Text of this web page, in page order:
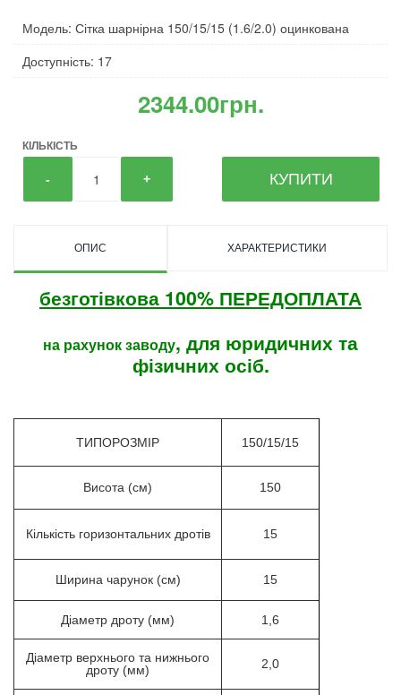
Модель: Сітка шарнірна 150/15/15 (1.6/2.0) оцинкована
Доступність: 17
2344.00грн.
КІЛЬКІСТЬ
- + КУПИТИ
ОПИС ХАРАКТЕРИСТИКИ
безготівкова 100% ПЕРЕДОПЛАТА
на рахунок заводу, для юридичних та
фізичних осіб.
ТИПОРОЗМІР 150/15/15
Висота (см) 150
Кількість горизонтальних дротів 15
Ширина чарунок (см) 15
Діаметр дроту (мм) 1,6
Діаметр верхнього та нижнього
дроту (мм)
2,0